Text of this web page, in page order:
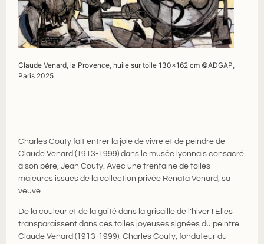
Claude Venard, la Provence, huile sur toile 130×162 cm ©ADGAP,
Paris 2025
Charles Couty fait entrer la joie de vivre et de peindre de
Claude Venard (1913-1999) dans le musée lyonnais consacré
à son père, Jean Couty. Avec une trentaine de toiles
majeures issues de la collection privée Renata Venard, sa
veuve.
De la couleur et de la gaîté dans la grisaille de l’hiver ! Elles
transparaissent dans ces toiles joyeuses signées du peintre
Claude Venard (1913-1999). Charles Couty, fondateur du